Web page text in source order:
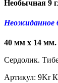
Необычная 9
Неожиданное
40 мм x 14 мм.
Сердолик.
Артикул: 9Kr